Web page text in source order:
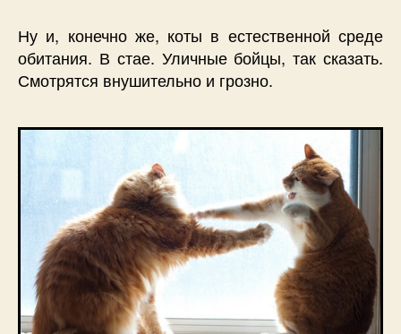
Ну и, конечно же, коты в естественной среде
обитания. В стае. Уличные бойцы, так сказать.
Смотрятся внушительно и грозно.